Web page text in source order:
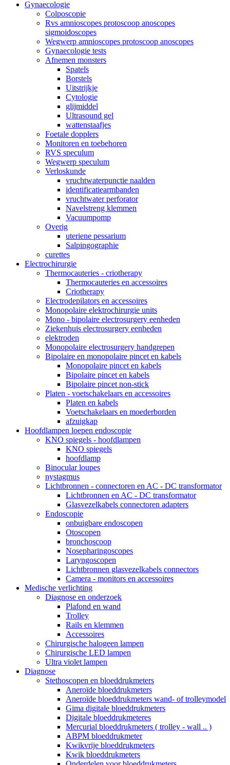
Gynaecologie
Colposcopie
Rvs amnioscopes protoscoop anoscopes
sigmoidoscopes
Wegwerp amnioscopes protoscoop anoscopes
Gynaecologie tests
Afnemen monsters
Spatels
Borstels
Uitstrijkje
Cytologie
glijmiddel
Ultrasound gel
wattenstaafjes
Foetale dopplers
Monitoren en toebehoren
RVS speculum
Wegwerp speculum
Verloskunde
vruchtwaterpunctie naalden
identificatiearmbanden
vruchtwater perforator
Navelstreng klemmen
Vacuumpomp
Overig
uteriene pessarium
Salpingographie
curettes
Electrochirurgie
Thermocauteries - criotherapy
Thermocauteries en accessoires
Criotherapy
Electrodepilators en accessoires
Monopolaire elektrochirurgie units
Mono - bipolaire electrosurgery eenheden
Ziekenhuis electrosurgery eenheden
elektroden
Monopolaire electrosurgery handgrepen
Bipolaire en monopolaire pincet en kabels
Monopolaire pincet en kabels
Bipolaire pincet en kabels
Bipolaire pincet non-stick
Platen - voetschakelaars en accessoires
Platen en kabels
Voetschakelaars en moederborden
afzuigkap
Hoofdlampen loepen endoscopie
KNO spiegels - hoofdlampen
KNO spiegels
hoofdlamp
Binocular loupes
nystagmus
Lichtbronnen - connectoren en AC - DC transformator
Lichtbronnen en AC - DC transformator
Glasvezelkabels connectoren adapters
Endoscopie
onbuigbare endoscopen
Otoscopen
bronchoscoop
Nosepharingoscopes
Laryngoscopen
Lichtbronnen glasvezelkabels connectors
Camera - monitors en accessoires
Medische verlichting
Diagnose en onderzoek
Plafond en wand
Trolley
Rails en klemmen
Accessoires
Chirurgische halogeen lampen
Chirurgische LED lampen
Ultra violet lampen
Diagnose
Stethoscopen en bloeddrukmeters
Aneroïde bloeddrukmeters
Aneroïde bloeddrukmeters wand- of trolleymodel
Gima digitale bloeddrukmeters
Digitale bloeddrukmeteres
Mercurial bloeddrukmeters ( trolley - wall .. )
ABPM bloeddrukmeter
Kwikvrije bloeddrukmeters
Kwik bloeddrukmeters